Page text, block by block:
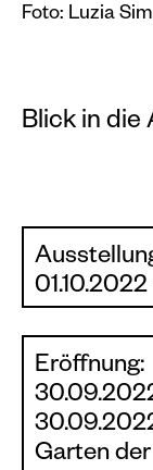
Foto: Luzia
Blick in die
01.10.2022
Eröffnung:
Garten